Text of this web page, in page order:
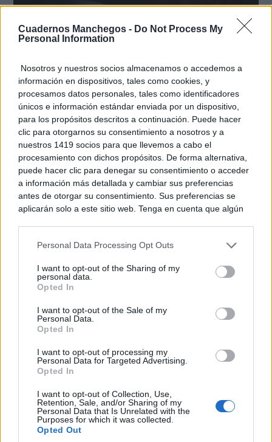
Cuadernos Manchegos - Do Not Process My
Personal Information
Nosotros y nuestros socios almacenamos o accedemos a
información en dispositivos, tales como cookies, y
procesamos datos personales, tales como identificadores
únicos e información estándar enviada por un dispositivo,
para los propósitos descritos a continuación. Puede hacer
clic para otorgarnos su consentimiento a nosotros y a
nuestros 1419 socios para que llevemos a cabo el
procesamiento con dichos propósitos. De forma alternativa,
puede hacer clic para denegar su consentimiento o acceder
a información más detallada y cambiar sus preferencias
antes de otorgar su consentimiento. Sus preferencias se
aplicarán solo a este sitio web. Tenga en cuenta que algún
rechazar tal procesamiento. Puede cambiar sus preferencias
a este sitio y haciendo clic en el botón "Privacidad" en la
parte inferior de la página web.
Please note that this website/app uses one or more Google
services and may gather and store information including but
not limited to your visit or usage behaviour. You may click to
use your data for below specified purposes in below Google
consent section.
Personal Data Processing Opt Outs
I want to opt-out of the Sharing of my
personal data.
Opted In
I want to opt-out of the Sale of my
Personal Data.
Opted In
I want to opt-out of processing my
Personal Data for Targeted Advertising.
Opted In
I want to opt-out of Collection, Use,
Retention, Sale, and/or Sharing of my
Personal Data that Is Unrelated with the
Purposes for which it was collected.
Opted Out
¿Sabías que existen?
Estas criaturas existen y parecen sacadas de otro
planeta
Belleza indomable